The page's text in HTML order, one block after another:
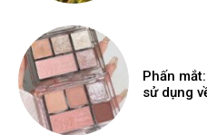
Phấn
sử dụng